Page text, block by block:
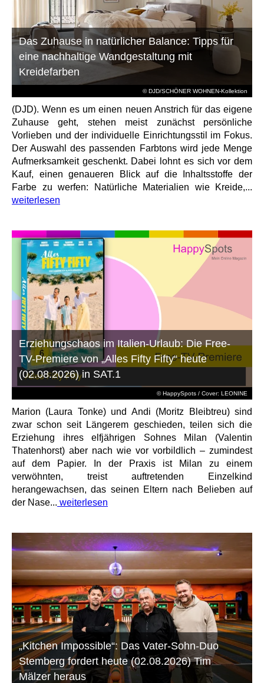
© DJD/SCHÖNER WOHNEN-Kollektion
Das Zuhause in natürlicher Balance: Tipps für
eine nachhaltige Wandgestaltung mit
Kreidefarben
(DJD). Wenn es um einen neuen Anstrich für das eigene
Zuhause geht, stehen meist zunächst persönliche
Vorlieben und der individuelle Einrichtungsstil im Fokus.
Der Auswahl des passenden Farbtons wird jede Menge
Aufmerksamkeit geschenkt. Dabei lohnt es sich vor dem
Kauf, einen genaueren Blick auf die Inhaltsstoffe der
Farbe zu werfen: Natürliche Materialien wie Kreide,...
weiterlesen
© HappySpots / Cover: LEONINE
Erziehungschaos im Italien-Urlaub: Die Free-
TV-Premiere von „Alles Fifty Fifty“ heute
(02.08.2026) in SAT.1
Marion (Laura Tonke) und Andi (Moritz Bleibtreu) sind
zwar schon seit Längerem geschieden, teilen sich die
Erziehung ihres elfjährigen Sohnes Milan (Valentin
Thatenhorst) aber nach wie vor vorbildlich – zumindest
auf dem Papier. In der Praxis ist Milan zu einem
verwöhnten, treist auftretenden Einzelkind
herangewachsen, das seinen Eltern nach Belieben auf
der Nase... weiterlesen
„Kitchen Impossible“: Das Vater-Sohn-Duo
Stemberg fordert heute (02.08.2026) Tim
Mälzer heraus